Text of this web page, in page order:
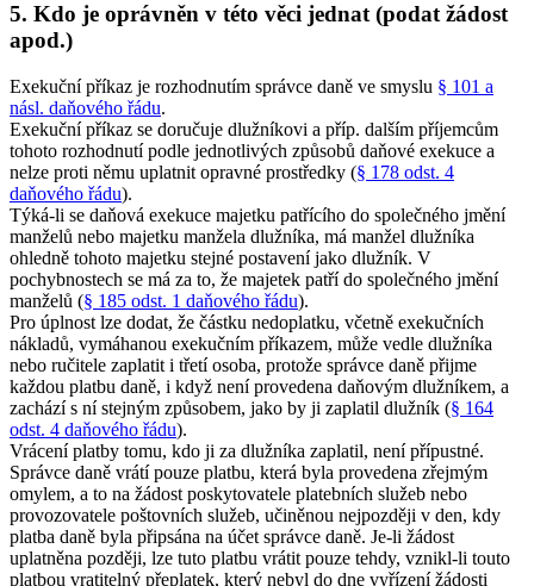
5. Kdo je oprávněn v této věci jednat (podat žádost
apod.)
Exekuční příkaz je rozhodnutím správce daně ve smyslu § 101 a
násl. daňového řádu.
Exekuční příkaz se doručuje dlužníkovi a příp. dalším příjemcům
tohoto rozhodnutí podle jednotlivých způsobů daňové exekuce a
nelze proti němu uplatnit opravné prostředky (§ 178 odst. 4
daňového řádu).
Týká-li se daňová exekuce majetku patřícího do společného jmění
manželů nebo majetku manžela dlužníka, má manžel dlužníka
ohledně tohoto majetku stejné postavení jako dlužník. V
pochybnostech se má za to, že majetek patří do společného jmění
manželů (§ 185 odst. 1 daňového řádu).
Pro úplnost lze dodat, že částku nedoplatku, včetně exekučních
nákladů, vymáhanou exekučním příkazem, může vedle dlužníka
nebo ručitele zaplatit i třetí osoba, protože správce daně přijme
každou platbu daně, i když není provedena daňovým dlužníkem, a
zachází s ní stejným způsobem, jako by ji zaplatil dlužník (§ 164
odst. 4 daňového řádu).
Vrácení platby tomu, kdo ji za dlužníka zaplatil, není přípustné.
Správce daně vrátí pouze platbu, která byla provedena zřejmým
omylem, a to na žádost poskytovatele platebních služeb nebo
provozovatele poštovních služeb, učiněnou nejpozději v den, kdy
platba daně byla připsána na účet správce daně. Je-li žádost
uplatněna později, lze tuto platbu vrátit pouze tehdy, vznikl-li touto
platbou vratitelný přeplatek, který nebyl do dne vyřízení žádosti